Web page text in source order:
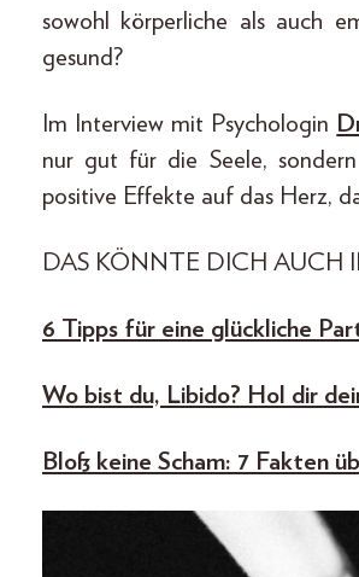
sowohl körperliche als auch
gesund?
Im Interview mit Psychologin
nur gut für die Seele,
positive Effekte auf das Herz,
DAS KÖNNTE DICH AUCH
6 Tipps für eine glückliche
Wo bist du, Libido? Hol dir
Bloß keine Scham: 7 Fakten